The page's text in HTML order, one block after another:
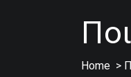
Home >